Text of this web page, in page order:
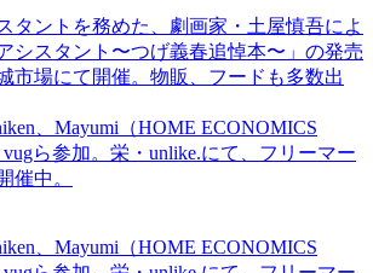
タントを務めた、劇画家・土屋慎吾によ
シスタント〜つげ義春追悼本〜」の発売
市場にて開催。物販、フードも多数出
、Mayumi（HOME ECONOMICS
ら参加。栄・unlike.にて、フリーマー
催中。
、Mayumi（HOME ECONOMICS